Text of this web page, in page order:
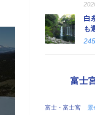
白
も
富士
富士・富士宮 景